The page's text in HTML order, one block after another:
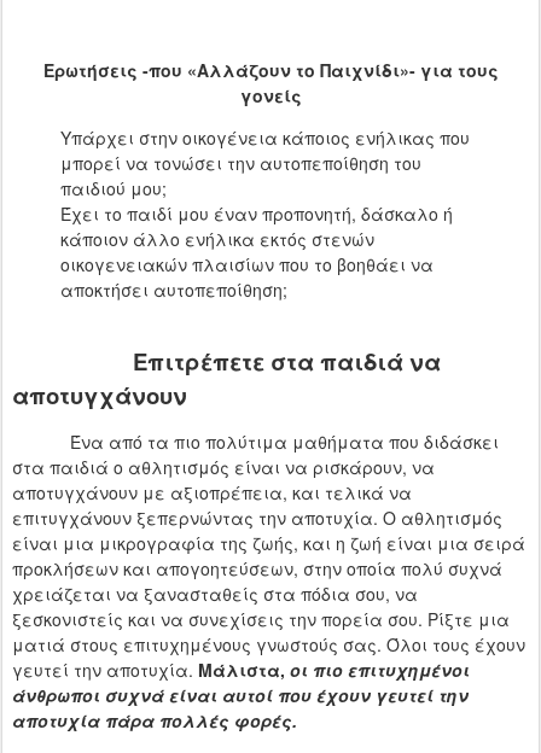
Ερωτήσεις -που «Αλλάζουν το Παιχνίδι»- για τους
γονείς
Υπάρχει στην οικογένεια κάποιος ενήλικας που
μπορεί να τονώσει την αυτοπεποίθηση του
παιδιού μου;
Έχει το παιδί μου έναν προπονητή, δάσκαλο ή
κάποιον άλλο ενήλικα εκτός στενών
οικογενειακών πλαισίων που το βοηθάει να
αποκτήσει αυτοπεποίθηση;
Επιτρέπετε στα παιδιά να
αποτυγχάνουν
Ένα από τα πιο πολύτιμα μαθήματα που διδάσκει
στα παιδιά ο αθλητισμός είναι να ρισκάρουν, να
αποτυγχάνουν με αξιοπρέπεια, και τελικά να
επιτυγχάνουν ξεπερνώντας την αποτυχία. Ο αθλητισμός
είναι μια μικρογραφία της ζωής, και η ζωή είναι μια σειρά
προκλήσεων και απογοητεύσεων, στην οποία πολύ συχνά
χρειάζεται να ξανασταθείς στα πόδια σου, να
ξεσκονιστείς και να συνεχίσεις την πορεία σου. Ρίξτε μια
ματιά στους επιτυχημένους γνωστούς σας. Όλοι τους έχουν
γευτεί την αποτυχία. Μάλιστα, οι πιο επιτυχημένοι
άνθρωποι συχνά είναι αυτοί που έχουν γευτεί την
αποτυχία πάρα πολλές φορές.